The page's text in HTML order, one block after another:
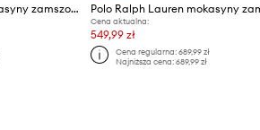
Polo Ralph Lauren mokasyny zamszowe Merton Vnetn
Cena aktualna:
549,99 zł
Cena regularna: 689,99 zł
Najniższa cena: 689,99 zł